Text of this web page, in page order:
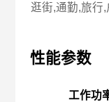
逛街,通勤,旅行,
性能参数
工作功